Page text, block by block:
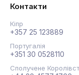
Контакти
Кіпр
+357 25 123889
Португалія
+351 30 0528110
Сполучене